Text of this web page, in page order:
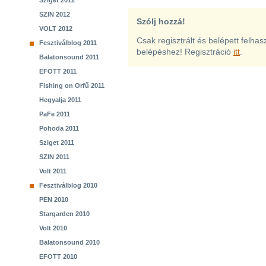
SZIN 2012
VOLT 2012
Fesztiválblog 2011
Balatonsound 2011
EFOTT 2011
Fishing on Orfű 2011
Hegyalja 2011
PaFe 2011
Pohoda 2011
Sziget 2011
SZIN 2011
Volt 2011
Fesztiválblog 2010
PEN 2010
Stargarden 2010
Volt 2010
Balatonsound 2010
EFOTT 2010
Szólj hozzá!
Csak regisztrált és belépett
belépéshez! Regisztráció itt